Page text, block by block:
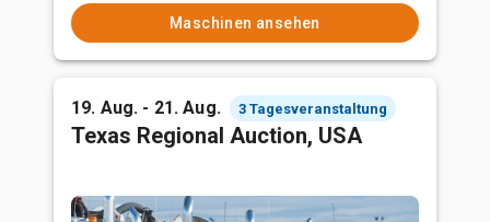
Maschinen ansehen
19. Aug. - 21. Aug. 3 Tagesveranstaltung
Texas Regional Auction, USA